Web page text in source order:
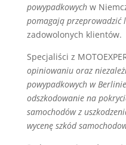
powypadkowychw
pomagają przeprowadzić
zadowolonych klientów.
Specjaliści z
opiniowaniu oraz
powypadkowych w Berlinie
odszkodowanie na
samochodów z
wycenę szkód